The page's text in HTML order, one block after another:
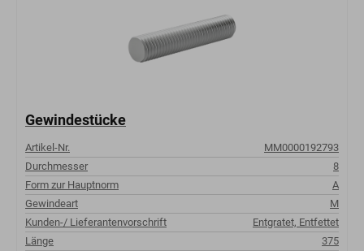
Gewindestücke
Artikel-Nr.
MM0000192793
Durchmesser
8
Form zur Hauptnorm
A
Gewindeart
M
Kunden-/ Lieferantenvorschrift
Entgratet, Entfettet
Länge
375